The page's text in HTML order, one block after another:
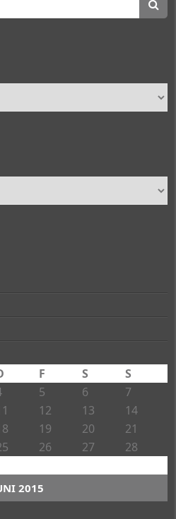
2015
F S
S
5 6 7
12 13
14
19 20 21
26 27 28